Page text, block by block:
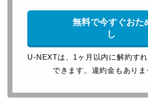
無料で今すぐおた
し
U-NEXTは、1ヶ月以内に解約す
できます。違約金もありま